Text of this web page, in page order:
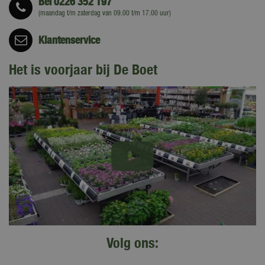
(maandag t/m zaterdag van 09.00 t/m 17.00 uur)
Klantenservice
Het is voorjaar bij De Boet
Volg ons: